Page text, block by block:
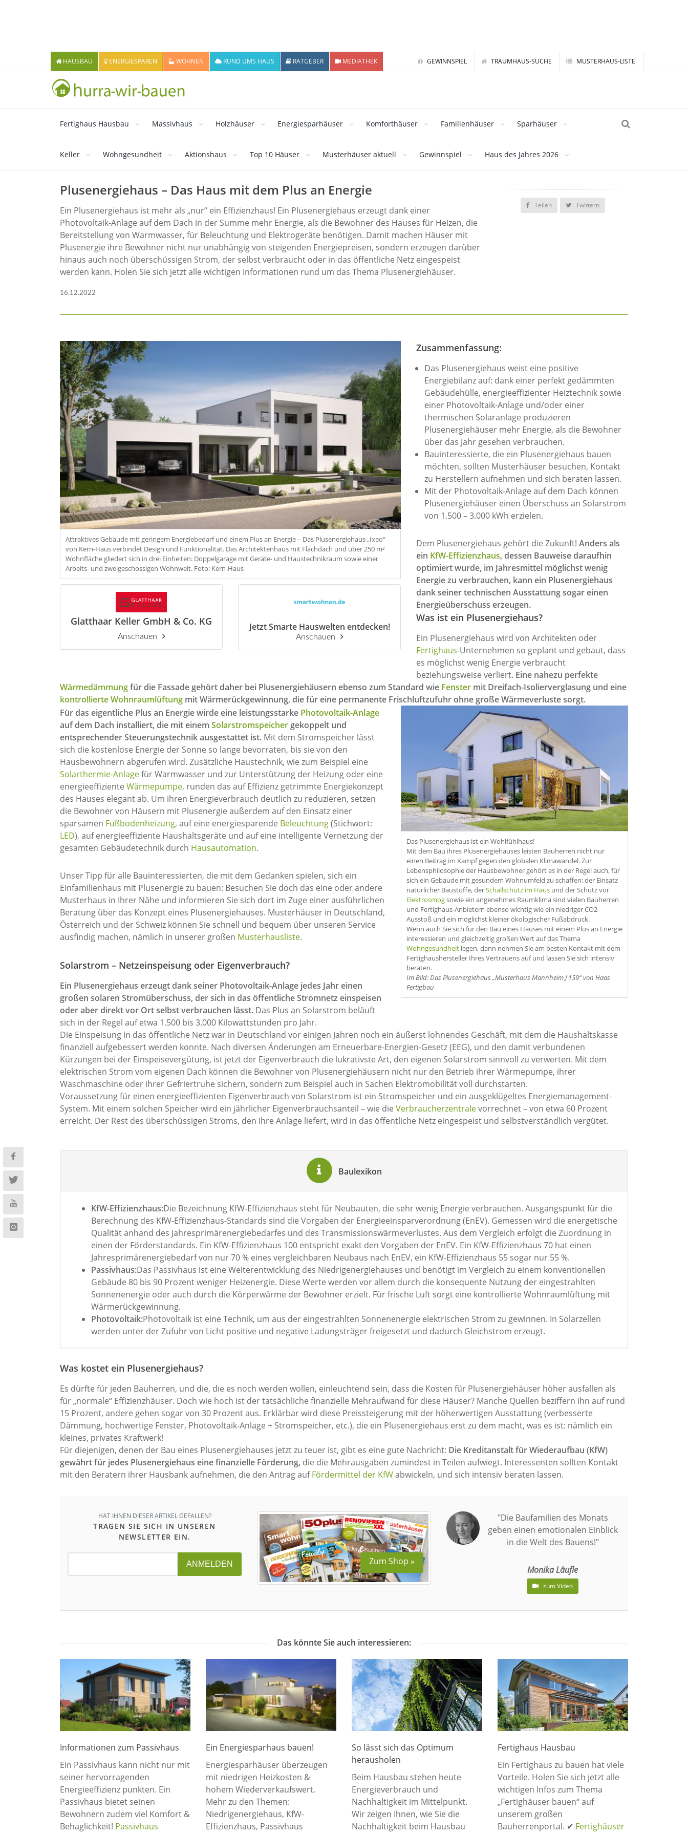
GEWINNSPIEL TRAUMHAUS-SUCHE MUSTERHAUS-LISTE
HAUSBAU ENERGIESPAREN WOHNEN RUND UMS HAUS RATGEBER MEDIATHEK
Fertighaus Hausbau Massivhaus Holzhäuser Energiesparhäuser Komforthäuser Familienhäuser Sparhäuser
Keller Wohngesundheit Aktionshaus Top 10 Häuser Musterhäuser aktuell Gewinnspiel Haus des Jahres 2026
Plusenergiehaus – Das Haus mit dem Plus an Energie
Ein Plusenergiehaus ist mehr als „nur“ ein Effizienzhaus! Ein Plusenergiehaus erzeugt dank einer
Photovoltaik-Anlage auf dem Dach in der Summe mehr Energie, als die Bewohner des Hauses für Heizen, die
Bereitstellung von Warmwasser, für Beleuchtung und Elektrogeräte benötigen. Damit machen Häuser mit
Plusenergie ihre Bewohner nicht nur unabhängig von steigenden Energiepreisen, sondern erzeugen darüber
hinaus auch noch überschüssigen Strom, der selbst verbraucht oder in das öffentliche Netz eingespeist
werden kann. Holen Sie sich jetzt alle wichtigen Informationen rund um das Thema Plusenergiehäuser.
16.12.2022
Teilen Twittern
Attraktives Gebäude mit geringem Energiebedarf und einem Plus an Energie – Das Plusenergiehaus „Ixeo“
von Kern-Haus verbindet Design und Funktionalität. Das Architektenhaus mit Flachdach und über 250 m²
Wohnfläche gliedert sich in drei Einheiten: Doppelgarage mit Geräte- und Haustechnikraum sowie einer
Arbeits- und zweigeschossigen Wohnwelt. Foto: Kern-Haus
Glatthaar Keller GmbH & Co. KG
Anschauen
Jetzt Smarte Hauswelten entdecken!
Anschauen
Zusammenfassung:
Das Plusenergiehaus weist eine positive
Energiebilanz auf: dank einer perfekt gedämmten
Gebäudehülle, energieeffizienter Heiztechnik sowie
einer Photovoltaik-Anlage und/oder einer
thermischen Solaranlage produzieren
Plusenergiehäuser mehr Energie, als die Bewohner
über das Jahr gesehen verbrauchen.
Bauinteressierte, die ein Plusenergiehaus bauen
möchten, sollten Musterhäuser besuchen, Kontakt
zu Herstellern aufnehmen und sich beraten lassen.
Mit der Photovoltaik-Anlage auf dem Dach können
Plusenergiehäuser einen Überschuss an Solarstrom
von 1.500 – 3.000 kWh erzielen.
Dem Plusenergiehaus gehört die Zukunft! Anders als
ein KfW-Effizienzhaus, dessen Bauweise daraufhin
optimiert wurde, im Jahresmittel möglichst wenig
Energie zu verbrauchen, kann ein Plusenergiehaus
dank seiner technischen Ausstattung sogar einen
Energieüberschuss erzeugen.
Was ist ein Plusenergiehaus?
Ein Plusenergiehaus wird von Architekten oder
Fertighaus-Unternehmen so geplant und gebaut, dass
es möglichst wenig Energie verbraucht
beziehungsweise verliert. Eine nahezu perfekte
Wärmedämmungfür die Fassade gehört daher bei Plusenergiehäusern ebenso zum Standard wie Fenster mit Dreifach-Isolierverglasung und eine
kontrollierte Wohnraumlüftung mit Wärmerückgewinnung, die für eine permanente Frischluftzufuhr ohne große Wärmeverluste sorgt.
Das Plusenergiehaus ist ein Wohlfühlhaus!
Mit dem Bau ihres Plusenergiehauses leisten Bauherren nicht nur
einen Beitrag im Kampf gegen den globalen Klimawandel. Zur
Lebensphilosophie der Hausbewohner gehört es in der Regel auch, für
sich ein Gebäude mit gesundem Wohnumfeld zu schaffen: der Einsatz
natürlicher Baustoffe, derSchallschutz im Haus und der Schutz vor
Elektrosmogsowie ein angenehmes Raumklima sind vielen Bauherren
und Fertighaus-Anbietern ebenso wichtig wie ein niedriger CO2-
Ausstoß und ein möglichst kleiner ökologischer Fußabdruck.
Wenn auch Sie sich für den Bau eines Hauses mit einem Plus an Energie
interessieren und gleichzeitig großen Wert auf das Thema
Wohngesundheit legen, dann nehmen Sie am besten Kontakt mit dem
Fertighaushersteller Ihres Vertrauens auf und lassen Sie sich intensiv
beraten.
Im Bild: Das Plusenergiehaus „Musterhaus Mannheim J 159“ von Haas
Fertigbau
Für das eigentliche Plus an Energie wirde eine leistungsstarke Photovoltaik-Anlage
auf dem Dach installiert, die mit einem Solarstromspeicher gekoppelt und
entsprechender Steuerungstechnik ausgestattet ist. Mit dem Stromspeicher lässt
sich die kostenlose Energie der Sonne so lange bevorraten, bis sie von den
Hausbewohnern abgerufen wird. Zusätzliche Haustechnik, wie zum Beispiel eine
Solarthermie-Anlagefür Warmwasser und zur Unterstützung der Heizung oder eine
energieeffiziente Wärmepumpe, runden das auf Effizienz getrimmte Energiekonzept
des Hauses elegant ab. Um ihren Energieverbrauch deutlich zu reduzieren, setzen
die Bewohner von Häusern mit Plusenergie außerdem auf den Einsatz einer
sparsamen Fußbodenheizung, auf eine energiesparende Beleuchtung(Stichwort:
LED), auf energieeffiziente Haushaltsgeräte und auf eine intelligente Vernetzung der
gesamten Gebäudetechnik durch Hausautomation.
Unser Tipp für alle Bauinteressierten, die mit dem Gedanken spielen, sich ein
Einfamilienhaus mit Plusenergie zu bauen: Besuchen Sie doch das eine oder andere
Musterhaus in Ihrer Nähe und informieren Sie sich dort im Zuge einer ausführlichen
Beratung über das Konzept eines Plusenergiehauses. Musterhäuser in Deutschland,
Österreich und der Schweiz können Sie schnell und bequem über unseren Service
ausfindig machen, nämlich in unserer großen Musterhausliste.
Solarstrom – Netzeinspeisung oder Eigenverbrauch?
Ein Plusenergiehaus erzeugt dank seiner Photovoltaik-Anlage jedes Jahr einen
großen solaren Stromüberschuss, der sich in das öffentliche Stromnetz einspeisen
oder aber direkt vor Ort selbst verbrauchen lässt. Das Plus an Solarstrom beläuft
sich in der Regel auf etwa 1.500 bis 3.000 Kilowattstunden pro Jahr.
Die Einspeisung in das öffentliche Netz war in Deutschland vor einigen Jahren noch ein äußerst lohnendes Geschäft, mit dem die Haushaltskasse
finanziell aufgebessert werden konnte. Nach diversen Änderungen am Erneuerbare-Energien-Gesetz (EEG), und den damit verbundenen
Kürzungen bei der Einspeisevergütung, ist jetzt der Eigenverbrauch die lukrativste Art, den eigenen Solarstrom sinnvoll zu verwerten. Mit dem
elektrischen Strom vom eigenen Dach können die Bewohner von Plusenergiehäusern nicht nur den Betrieb ihrer Wärmepumpe, ihrer
Waschmaschine oder ihrer Gefriertruhe sichern, sondern zum Beispiel auch in Sachen Elektromobilität voll durchstarten.
Voraussetzung für einen energieeffizienten Eigenverbrauch von Solarstrom ist ein Stromspeicher und ein ausgeklügeltes Energiemanagement-
System. Mit einem solchen Speicher wird ein jährlicher Eigenverbrauchsanteil – wie die Verbraucherzentralevorrechnet – von etwa 60 Prozent
erreicht. Der Rest des überschüssigen Stroms, den Ihre Anlage liefert, wird in das öffentliche Netz eingespeist und selbstverständlich vergütet.
Baulexikon
KfW-Effizienzhaus:Die Bezeichnung KfW-Effizienzhaus steht für Neubauten, die sehr wenig Energie verbrauchen. Ausgangspunkt für die
Berechnung des KfW-Effizienzhaus-Standards sind die Vorgaben der Energieeinsparverordnung (EnEV). Gemessen wird die energetische
Qualität anhand des Jahresprimärenergiebedarfes und des Transmissionswärmeverlustes. Aus dem Vergleich erfolgt die Zuordnung in
einen der Förderstandards. Ein KfW-Effizienzhaus 100 entspricht exakt den Vorgaben der EnEV. Ein KfW-Effizienzhaus 70 hat einen
Jahresprimärenergiebedarf von nur 70 % eines vergleichbaren Neubaus nach EnEV, ein KfW-Effizienzhaus 55 sogar nur 55 %.
Passivhaus:Das Passivhaus ist eine Weiterentwicklung des Niedrigenergiehauses und benötigt im Vergleich zu einem konventionellen
Gebäude 80 bis 90 Prozent weniger Heizenergie. Diese Werte werden vor allem durch die konsequente Nutzung der eingestrahlten
Sonnenenergie oder auch durch die Körperwärme der Bewohner erzielt. Für frische Luft sorgt eine kontrollierte Wohnraumlüftung mit
Wärmerückgewinnung.
Photovoltaik:Photovoltaik ist eine Technik, um aus der eingestrahlten Sonnenenergie elektrischen Strom zu gewinnen. In Solarzellen
werden unter der Zufuhr von Licht positive und negative Ladungsträger freigesetzt und dadurch Gleichstrom erzeugt.
Was kostet ein Plusenergiehaus?
Es dürfte für jeden Bauherren, und die, die es noch werden wollen, einleuchtend sein, dass die Kosten für Plusenergiehäuser höher ausfallen als
für „normale“ Effizienzhäuser. Doch wie hoch ist der tatsächliche finanzielle Mehraufwand für diese Häuser? Manche Quellen beziffern ihn auf rund
15 Prozent, andere gehen sogar von 30 Prozent aus. Erklärbar wird diese Preissteigerung mit der höherwertigen Ausstattung (verbesserte
Dämmung, hochwertige Fenster, Photovoltaik-Anlage + Stromspeicher, etc.), die ein Plusenergiehaus erst zu dem macht, was es ist: nämlich ein
kleines, privates Kraftwerk!
Für diejenigen, denen der Bau eines Plusenergiehauses jetzt zu teuer ist, gibt es eine gute Nachricht: Die Kreditanstalt für Wiederaufbau (KfW)
gewährt für jedes Plusenergiehaus eine finanzielle Förderung, die die Mehrausgaben zumindest in Teilen aufwiegt. Interessenten sollten Kontakt
mit den Beratern ihrer Hausbank aufnehmen, die den Antrag aufFördermittel der KfWabwickeln, und sich intensiv beraten lassen.
HAT IHNEN DIESER ARTIKEL GEFALLEN?
TRAGEN SIE SICH IN UNSEREN
NEWSLETTER EIN.
ANMELDEN Zum Shop »
"Die Baufamilien des Monats
geben einen emotionalen Einblick
in die Welt des Bauens!"
Monika Läufle
zum Video
Das könnte Sie auch interessieren:
Informationen zum Passivhaus
Ein Passivhaus kann nicht nur mit
seiner hervorragenden
Energieeffizienz punkten. Ein
Passivhaus bietet seinen
Bewohnern zudem viel Komfort &
Behaglichkeit! Passivhaus
Ein Energiesparhaus bauen!
Energiesparhäuser überzeugen
mit niedrigen Heizkosten &
hohem Wiederverkaufswert.
Mehr zu den Themen:
Niedrigenergiehaus, KfW-
Effizienzhaus, Passivhaus
So lässt sich das Optimum
herausholen
Beim Hausbau stehen heute
Energieverbrauch und
Nachhaltigkeit im Mittelpunkt.
Wir zeigen Ihnen, wie Sie die
Nachhaltigkeit beim Hausbau
Fertighaus Hausbau
Ein Fertighaus zu bauen hat viele
Vorteile. Holen Sie sich jetzt alle
wichtigen Infos zum Thema
„Fertighäuser bauen“ auf
unserem großen
Bauherrenportal. ✔ Fertighäuser